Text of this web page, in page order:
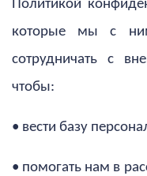
Политикой
которые мы с
сотрудничать с
чтобы:
• вести базу
• помогать нам в